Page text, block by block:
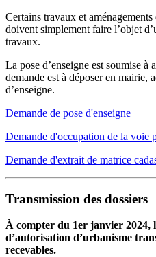
Certains travaux et
doivent simplement faire l’objet
travaux.
La pose d’enseigne est soumise
demande est à déposer en mairie,
d’enseigne.
Demande de pose d'enseigne
Demande d'occupation de la voie
Demande d'extrait de matrice
Transmission des dossiers
À compter du 1er janvier 2024,
d’autorisation d’urbanisme
recevables.